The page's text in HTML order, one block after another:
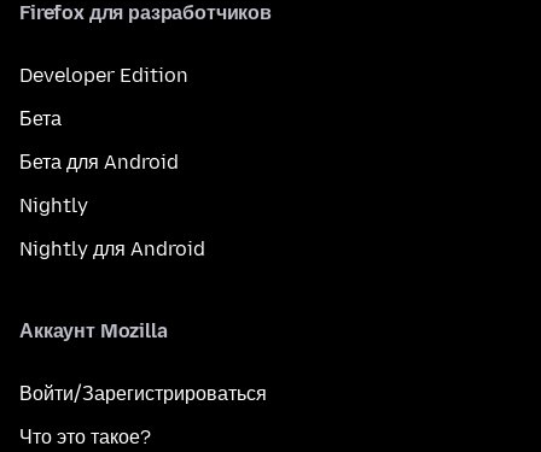
Firefox для разработчиков
Developer Edition
Бета
Бета для Android
Nightly
Nightly для Android
Аккаунт Mozilla
Войти/Зарегистрироваться
Что это такое?